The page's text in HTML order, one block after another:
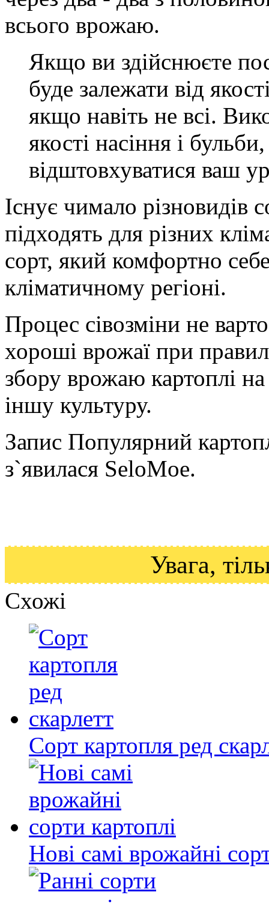
всього врожаю.
Якщо ви здійснюєте
буде залежати від
якщо навіть не всі.
якості насіння і
відштовхуватися ваш
Існує чимало різновидів
підходять для різних
сорт, який комфортно
кліматичному регіоні.
Процес сівозміни не
хороші врожаї при
збору врожаю картоплі
іншу культуру.
Запис Популярний
з`явилася SeloMoe.
Увага,
Схожі
Сорт картопля ред
Нові самі врожайні